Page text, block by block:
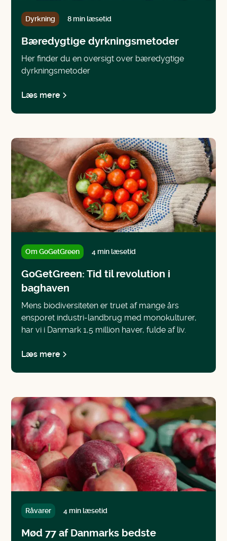
Dyrkning 8 min læsetid
Bæredygtige dyrkningsmetoder
Her finder du en oversigt over bæredygtige
dyrkningsmetoder
Læs mere
Om GoGetGreen 4 min læsetid
GoGetGreen: Tid til revolution i
baghaven
Mens biodiversiteten er truet af mange års
ensporet industri-landbrug med monokulturer,
har vi i Danmark 1,5 million haver, fulde af liv.
Læs mere
Råvarer 4 min læsetid
Mød 77 af Danmarks bedste